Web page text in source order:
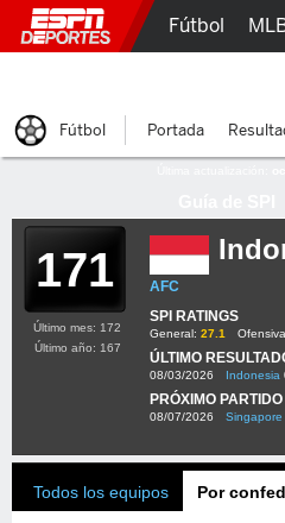
171
AFC
SPI RATINGS
General: 27.1
ÚLTIMO
08/03/2026 Indonesia
PRÓXIMO PARTIDO
08/07/2026 Singapore
Último mes: 172
Último año: 167
Todos los equipos Por
Fútbol
Fútbol Portada